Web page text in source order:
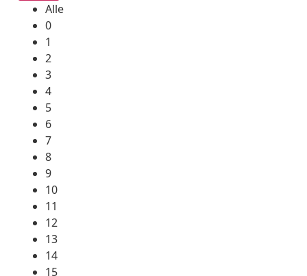
Alle
0
1
2
3
4
5
6
7
8
9
10
11
12
13
14
15